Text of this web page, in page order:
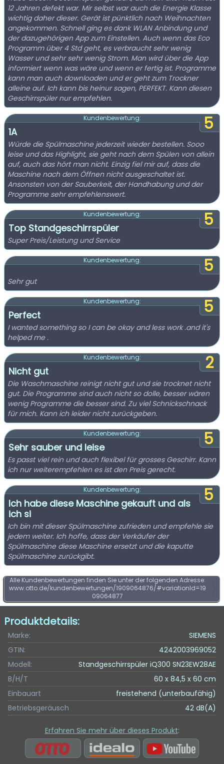
12 Jahren defekt war. Mir selbst war auch die Energie Klasse
wichtig daher dieser. Gerät ist pünktlich nach Weihnachten
angekommen. Schnell ging es dank WLAN Anbindung und
der dazugehörigen App zum Einstellen. Auch wenn das Eco
Programm über 4 Std geht, es verbraucht sehr wenig
Wasser und sehr sehr wenig Strom. Man wird über die App
informiert wenn was wäre und wenn er fertig ist. Programme
kann man auch downloaden und er geht zum Trockner
alleine auf. Ich kann bis heinur sagen, PERFEKT. Kann diesen
Geschirrspüler nur empfehlen.
5
Kundenbewertung:
1A
Würde die Spülmaschine jederzeit wieder bestellen. Sooo
leise und das Highlight, sie geht nach dem Spülen von allein
auf, auch das hört man nicht. Einzig fiel mir auf, dass die
Maschine nach dem Öffnen nicht ausgeschaltet ist.
Ansonsten von der Sauberkeit, der Handhabung und der
Programme sehr empfehlenswert.
5
Kundenbewertung:
Top Standgeschirrspüler
Super Preis/Leistung und Service
5
Kundenbewertung:
Sehr gut
5
Kundenbewertung:
Perfect
I wanted something so I can be okay and less work .and it's
helped me .
2
Kundenbewertung:
Nicht gut
Die Waschmaschine reinigt nicht gut und sie trocknet nicht
gut. Die Programme sind auch nicht so dolle, besser wären
wenig Programme die besser sind. Zu viel Schnickschnack
für mich. Kann ich leider nicht zurückgeben.
5
Kundenbewertung:
Sehr sauber und leise
Es passt viel rein und auch flexibel für grosses Geschirr. Kann
ich nur weiterempfehlen es ist den Preis gerecht.
5
Kundenbewertung:
Ich habe diese Maschine gekauft und als
ich si
Ich bin mit dieser Spülmaschine zufrieden und empfehle sie
jedem weiter. Ich hoffe, dass der Verkäufer der
Spülmaschine diese Maschine ersetzt und die kaputte
Spülmaschine zurückgibt.
Alle Kundenbewertungen finden Sie unter der folgenden Adresse:
www.otto.de/kundenbewertungen/1909064876/#variationId=19
09064877
Produktdetails:
Marke:
SIEMENS
GTIN:
4242003969052
Modell:
Standgeschirrspüler iQ300 SN23EW28AE
B/H/T
60 x 84,5 x 60 cm
Einbauart
freistehend (unterbaufähig)
Betriebsgeräusch
42 dB(A)
Erfahren Sie mehr über dieses Produkt: